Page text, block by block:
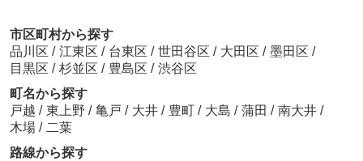
市区町村から探す
品川区 / 江東区 / 台東区 / 世田谷区 / 大田区 / 墨田区 /
目黒区 / 杉並区 / 豊島区 / 渋谷区
町名から探す
戸越 / 東上野 / 亀戸 / 大井 / 豊町 / 大島 / 蒲田 / 南大井 /
木場 / 二葉
路線から探す